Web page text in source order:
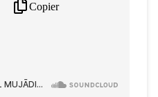
Copier